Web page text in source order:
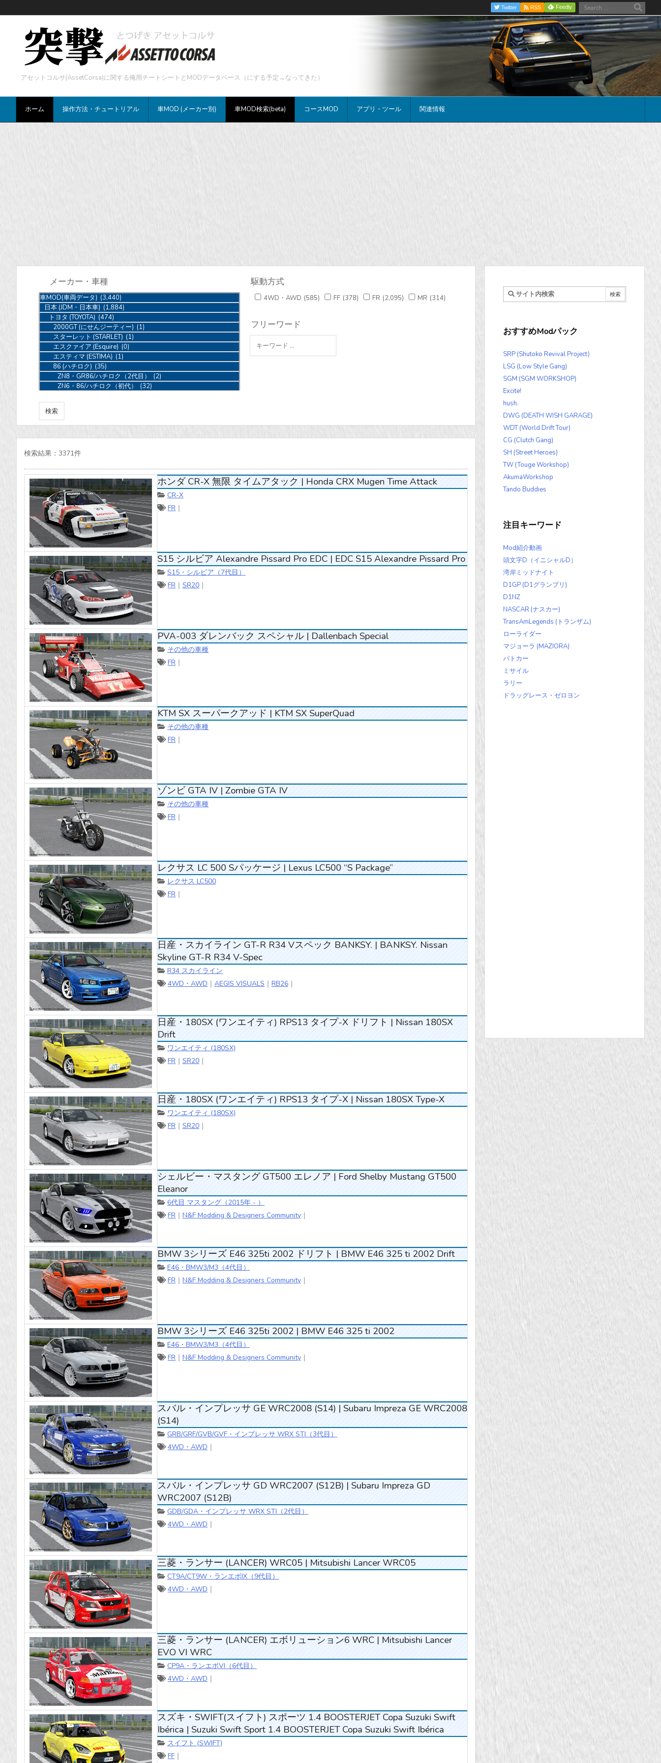
アセットコルサ(AssetCorsa)に関する俺用チートシートとMODデータベース（にする予定→なってきた）
ホーム 操作方法・チュートリアル 車MOD (メーカー別) 車MOD検索(beta) コースMOD アプリ・ツール 関連情報
Twitter RSS Feedly
メーカー・車種
[
Ctrl
]
キ
ー
押
し
な
が
複
数
選
可
能
駆動方式
4WD・AWD (585) FF (378) FR (2,095) MR (314)
フリーワード
検索結果： 3371件
ホンダ CR-X 無限 タイムアタック | Honda CRX Mugen Time Attack
CR-X
FR ｜
S15 シルビア Alexandre Pissard Pro EDC | EDC S15 Alexandre Pissard Pro
S15・シルビア（7代目）
FR ｜ SR20 ｜
PVA-003 ダレンバック スペシャル | Dallenbach Special
その他の車種
FR ｜
KTM SX スーパークアッド | KTM SX SuperQuad
その他の車種
FR ｜
ゾンビ GTA IV | Zombie GTA IV
その他の車種
FR ｜
レクサス LC 500 Sパッケージ | Lexus LC500 “S Package”
レクサス LC500
FR ｜
日産・スカイライン GT-R R34 Vスペック BANKSY. | BANKSY. Nissan
Skyline GT-R R34 V-Spec
R34 スカイライン
4WD・AWD ｜ AEGIS VISUALS ｜ RB26 ｜
日産・180SX (ワンエイティ) RPS13 タイプ-X ドリフト | Nissan 180SX
Drift
ワンエイティ (180SX)
FR ｜ SR20 ｜
日産・180SX (ワンエイティ) RPS13 タイプ-X | Nissan 180SX Type-X
ワンエイティ (180SX)
FR ｜ SR20 ｜
シェルビー・マスタング GT500 エレノア | Ford Shelby Mustang GT500
Eleanor
6代目 マスタング（2015年 - ）
FR ｜ N&F Modding & Designers Community ｜
BMW 3シリーズ E46 325ti 2002 ドリフト | BMW E46 325 ti 2002 Drift
E46・BMW3/M3（4代目）
FR ｜ N&F Modding & Designers Community ｜
BMW 3シリーズ E46 325ti 2002 | BMW E46 325 ti 2002
E46・BMW3/M3（4代目）
FR ｜ N&F Modding & Designers Community ｜
スバル・インプレッサ GE WRC2008 (S14) | Subaru Impreza GE WRC2008
(S14)
GRB/GRF/GVB/GVF・インプレッサ WRX STI（3代目）
4WD・AWD ｜
スバル・インプレッサ GD WRC2007 (S12B) | Subaru Impreza GD
WRC2007 (S12B)
GDB/GDA・インプレッサ WRX STI（2代目）
4WD・AWD ｜
三菱・ランサー (LANCER) WRC05 | Mitsubishi Lancer WRC05
CT9A/CT9W・ランエボIX（9代目）
4WD・AWD ｜
三菱・ランサー (LANCER) エボリューション6 WRC | Mitsubishi Lancer
EVO VI WRC
CP9A・ランエボVI（6代目）
4WD・AWD ｜
スズキ・SWIFT(スイフト) スポーツ 1.4 BOOSTERJET Copa Suzuki Swift
Ibérica | Suzuki Swift Sport 1.4 BOOSTERJET Copa Suzuki Swift Ibérica
スイフト (SWIFT)
FF ｜
おすすめModパック
SRP (Shutoko Revival Project)
LSG (Low Style Gang)
SGM (SGM WORKSHOP)
Excite!
hush.
DWG (DEATH WISH GARAGE)
WDT (World Drift Tour)
CG (Clutch Gang)
SH (Street Heroes)
TW (Touge Workshop)
AkumaWorkshop
Tando Buddies
注目キーワード
Mod紹介動画
頭文字D（イニシャルD）
湾岸ミッドナイト
D1GP (D1グランプリ)
D1NZ
NASCAR (ナスカー)
TransAmLegends (トランザム)
ローライダー
マジョーラ (MAZIORA)
パトカー
ミサイル
ラリー
ドラッグレース・ゼロヨン